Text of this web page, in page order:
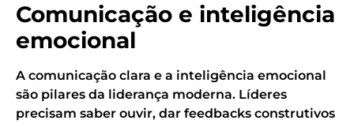
Comunicação e inteligência
emocional
A comunicação clara e a inteligência emocional
são pilares da liderança moderna. Líderes
precisam saber ouvir, dar feedbacks construtivos